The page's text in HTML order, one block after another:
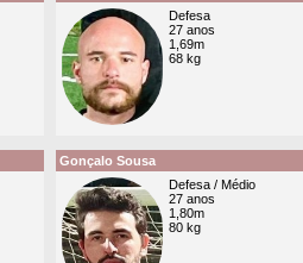
Defesa
27 anos
1,69m
68 kg
Gonçalo Sousa
Defesa / Médio
27 anos
1,80m
80 kg